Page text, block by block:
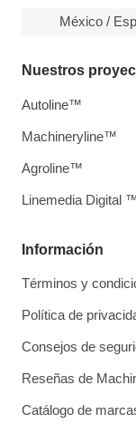
México /
Información
Términos y
Política de
Consejos de
Reseñas de
Catálogo de
Nuestros
Autoline™
Machineryline™
Agroline™
Linemedia Digital